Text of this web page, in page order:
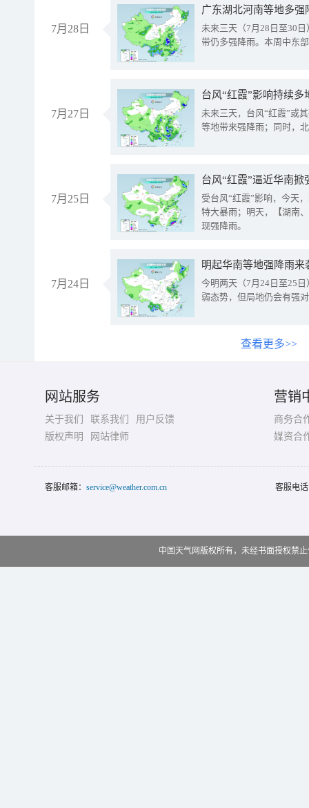
7月28日
广东湖北河南等地多
未来三天（7月28日至30
带仍多强降雨。本周中东
7月27日
台风“红霞”影响持续
未来三天，台风“红霞”或
等地带来强降雨；同时，
7月25日
台风“红霞”逼近华南
受台风“红霞”影响，今天
特大暴雨；明天，【湖南
现强降雨。
7月24日
明起华南等地强降雨
今明两天（7月24日至25
弱态势，但局地仍会有强
查看更多>>
网站服务
关于我们 联系我们
用户反馈
版权声明
网站律师
营销
商务合
媒资合
客服邮箱： service@weather.com.cn 客服电
中国天气网版权所有，未经书面授权